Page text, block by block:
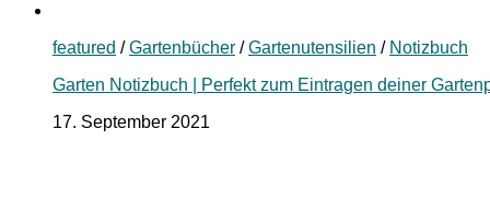
featured /Gartenbücher /Gartenutensilien / Notizbuch
Garten Notizbuch | Perfekt zum Eintragen deiner
17. September 2021